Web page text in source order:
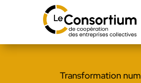
Transformation